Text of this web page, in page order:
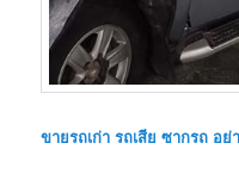
ขายรถเก่า รถเสีย ซากรถ อย่